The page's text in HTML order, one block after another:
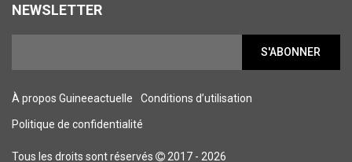
NEWSLETTER
S'ABONNER
À propos Guineeactuelle Conditions d’utilisation
Politique de confidentialité
Tous les droits sont réservés 2017 - 2026